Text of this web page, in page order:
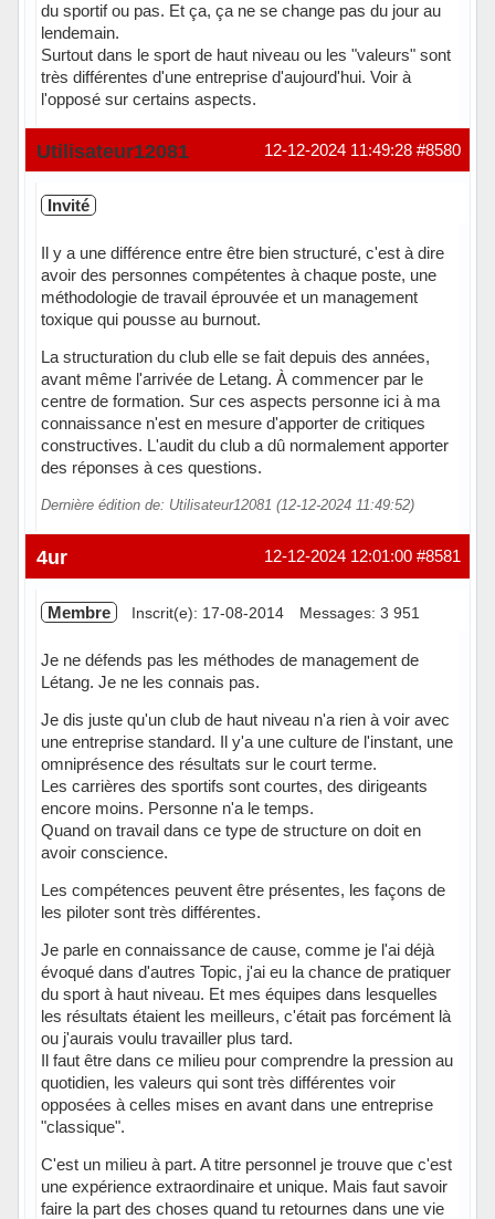
du sportif ou pas. Et ça, ça ne se change pas du jour au
lendemain.
Surtout dans le sport de haut niveau ou les "valeurs" sont
très différentes d'une entreprise d'aujourd'hui. Voir à
l'opposé sur certains aspects.
Hors ligne #8580
12-12-2024 11:49:28
Utilisateur12081
Invité
Il y a une différence entre être bien structuré, c'est à dire
avoir des personnes compétentes à chaque poste, une
méthodologie de travail éprouvée et un management
toxique qui pousse au burnout.
La structuration du club elle se fait depuis des années,
avant même l'arrivée de Letang. À commencer par le
centre de formation. Sur ces aspects personne ici à ma
connaissance n'est en mesure d'apporter de critiques
constructives. L'audit du club a dû normalement apporter
des réponses à ces questions.
Dernière édition de: Utilisateur12081 (12-12-2024 11:49:52)
#8581
12-12-2024 12:01:00
4ur
Membre Inscrit(e): 17-08-2014 Messages: 3 951
Je ne défends pas les méthodes de management de
Létang. Je ne les connais pas.
Je dis juste qu'un club de haut niveau n'a rien à voir avec
une entreprise standard. Il y'a une culture de l'instant, une
omniprésence des résultats sur le court terme.
Les carrières des sportifs sont courtes, des dirigeants
encore moins. Personne n'a le temps.
Quand on travail dans ce type de structure on doit en
avoir conscience.
Les compétences peuvent être présentes, les façons de
les piloter sont très différentes.
Je parle en connaissance de cause, comme je l'ai déjà
évoqué dans d'autres Topic, j'ai eu la chance de pratiquer
du sport à haut niveau. Et mes équipes dans lesquelles
les résultats étaient les meilleurs, c'était pas forcément là
ou j'aurais voulu travailler plus tard.
Il faut être dans ce milieu pour comprendre la pression au
quotidien, les valeurs qui sont très différentes voir
opposées à celles mises en avant dans une entreprise
"classique".
C'est un milieu à part. A titre personnel je trouve que c'est
une expérience extraordinaire et unique. Mais faut savoir
faire la part des choses quand tu retournes dans une vie